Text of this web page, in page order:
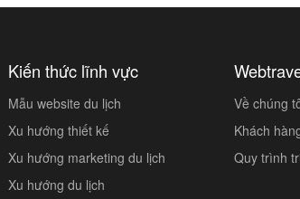
Kiến thức lĩnh vực
Mẫu website du lịch
Xu hướng thiết kế
Xu hướng marketing du lịch
Xu hướng du lịch
Về chúng
Khách
Quy trình